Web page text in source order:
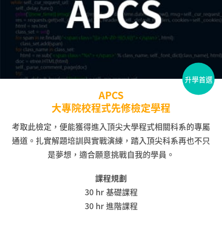
升學首選
APCS
大專院校程式先修檢定學程
考取此檢定，便能獲得進入頂尖大學程式相關科系的專屬
通道。扎實解題培訓與實戰演練，踏入頂尖科系再也不只
是夢想，適合願意挑戰自我的學員。
課程規劃
30 hr 基礎課程
30 hr 進階課程